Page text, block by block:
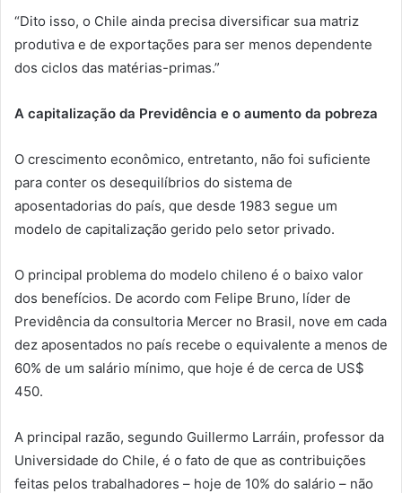
“Dito isso, o Chile ainda precisa diversificar sua matriz
produtiva e de exportações para ser menos dependente
dos ciclos das matérias-primas.”
A capitalização da Previdência e o aumento da pobreza
O crescimento econômico, entretanto, não foi suficiente
para conter os desequilíbrios do sistema de
aposentadorias do país, que desde 1983 segue um
modelo de capitalização gerido pelo setor privado.
O principal problema do modelo chileno é o baixo valor
dos benefícios. De acordo com Felipe Bruno, líder de
Previdência da consultoria Mercer no Brasil, nove em cada
dez aposentados no país recebe o equivalente a menos de
60% de um salário mínimo, que hoje é de cerca de US$
450.
A principal razão, segundo Guillermo Larráin, professor da
Universidade do Chile, é o fato de que as contribuições
feitas pelos trabalhadores – hoje de 10% do salário – não